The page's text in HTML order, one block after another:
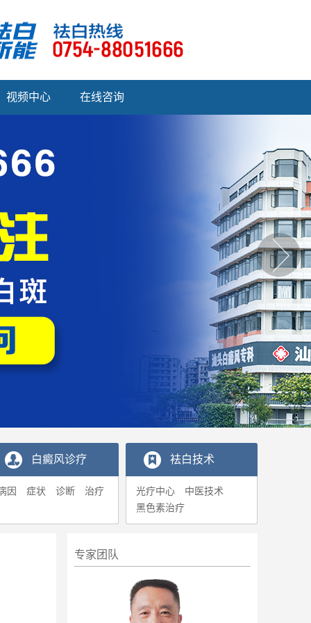
视频中心 在线咨询
白癜风诊疗
因 症状 诊断 治疗
袪白技术
光疗中心
中医技术
黑色素治疗
专家团队